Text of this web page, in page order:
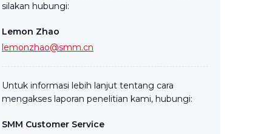
silakan hubungi:
Lemon Zhao
lemonzhao@smm.cn
Untuk informasi lebih lanjut tentang cara
mengakses laporan penelitian kami, hubungi:
SMM Customer Service